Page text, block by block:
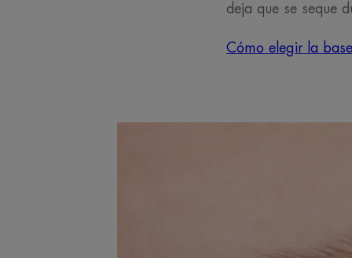
deja que se seque
Cómo elegir la